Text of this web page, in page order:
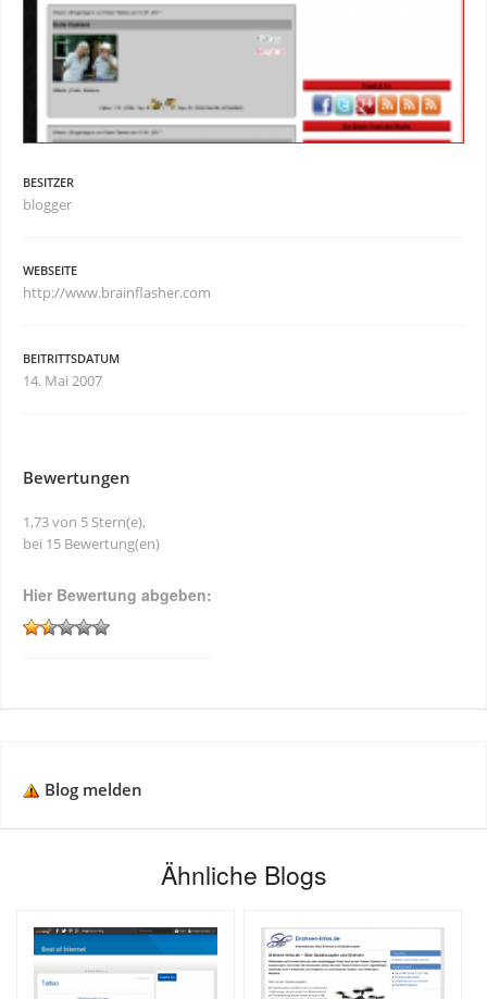
BESITZER
blogger
WEBSEITE
http://www.brainflasher.com
BEITRITTSDATUM
14. Mai 2007
Bewertungen
1,73 von 5 Stern(e),
bei 15 Bewertung(en)
Hier Bewertung abgeben:
Blog melden
Ähnliche Blogs